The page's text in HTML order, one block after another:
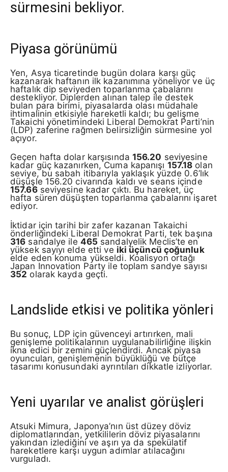
sürmesini bekliyor.
Piyasa görünümü
Yen, Asya ticaretinde bugün dolara karşı güç
kazanarak haftanın ilk kazanımına yöneliyor ve üç
haftalık dip seviyeden toparlanma çabalarını
destekliyor. Diplerden alınan talep ile destek
bulan para birimi, piyasalarda olası müdahale
ihtimalinin etkisiyle hareketli kaldı; bu gelişme
Takaichi yönetimindeki Liberal Demokrat Parti’nin
(LDP) zaferine rağmen belirsizliğin sürmesine yol
açıyor.
Geçen hafta dolar karşısında 156.20 seviyesine
kadar güç kazanırken, Cuma kapanışı 157.18 olan
seviye, bu sabah itibarıyla yaklaşık yüzde 0.6’lık
düşüşle 156.20 civarında kaldı ve seans içinde
157.66seviyesine kadar çıktı. Bu hareket, üç
hafta süren düşüşten toparlanma çabalarını işaret
ediyor.
İktidar için tarihi bir zafer kazanan Takaichi
önderliğindeki Liberal Demokrat Parti, tek başına
316 sandalye ile 465 sandalyelik Meclis’te en
yüksek sayıyı elde etti ve iki üçüncü çoğunluk
elde eden konuma yükseldi. Koalisyon ortağı
Japan Innovation Party ile toplam sandye sayısı
352 olarak kayda geçti.
Landslide etkisi ve politika yönleri
Bu sonuç, LDP için güvenceyi artırırken, mali
genişleme politikalarının uygulanabilirliğine ilişkin
ikna edici bir zemini güçlendirdi. Ancak piyasa
oyuncuları, genişlemenin büyüklüğü ve bütçe
tasarımı konusundaki ayrıntıları dikkatle izliyorlar.
Yeni uyarılar ve analist görüşleri
Atsuki Mimura, Japonya’nın üst düzey döviz
diplomatlarından, yetkililerin döviz piyasalarını
yakından izlediğini ve aşırı ya da spekülatif
hareketlere karşı uygun adımlar atılacağını
vurguladı.